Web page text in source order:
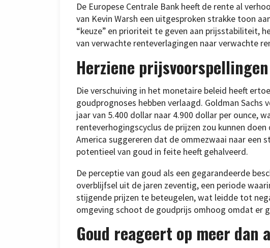
De Europese Centrale Bank heeft de rente al
van Kevin Warsh een uitgesproken strakke toon
“keuze” en prioriteit te geven aan prijsstabiliteit,
van verwachte renteverlagingen naar verwachte
Herziene prijsvoorspellingen
Die verschuiving in het monetaire beleid heeft
goudprognoses hebben verlaagd. Goldman
jaar van 5.400 dollar naar 4.900 dollar per ounce,
renteverhogingscyclus de prijzen zou kunnen
America suggereren dat de ommezwaai naar een
potentieel van goud in feite heeft gehalveerd.
De perceptie van goud als een gegarandeerde
overblijfsel uit de jaren zeventig, een periode
stijgende prijzen te beteugelen, wat leidde tot
omgeving schoot de goudprijs omhoog omdat er
Goud reageert op meer dan